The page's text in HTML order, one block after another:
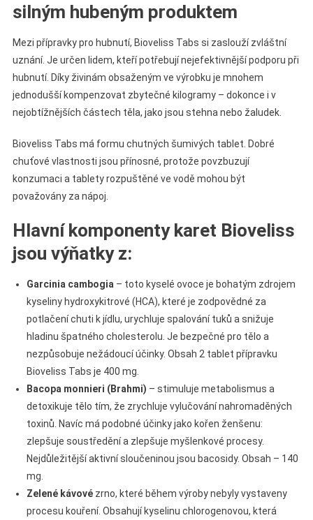
silným hubeným produktem
Mezi přípravky pro hubnutí, Bioveliss Tabs si zaslouží zvláštní
uznání. Je určen lidem, kteří potřebují nejefektivnější podporu při
hubnutí. Díky živinám obsaženým ve výrobku je mnohem
jednodušší kompenzovat zbytečné kilogramy – dokonce i v
nejobtížnějších částech těla, jako jsou stehna nebo žaludek.
Bioveliss Tabs má formu chutných šumivých tablet. Dobré
chuťové vlastnosti jsou přínosné, protože povzbuzují
konzumaci a tablety rozpuštěné ve vodě mohou být
považovány za nápoj.
Hlavní komponenty karet Bioveliss
jsou výňatky z:
Garcinia cambogia – toto kyselé ovoce je bohatým zdrojem
kyseliny hydroxykitrové (HCA), které je zodpovědné za
potlačení chuti k jídlu, urychluje spalování tuků a snižuje
hladinu špatného cholesterolu. Je bezpečné pro tělo a
nezpůsobuje nežádoucí účinky. Obsah 2 tablet přípravku
Bioveliss Tabs je 400 mg.
Bacopa monnieri (Brahmi) – stimuluje metabolismus a
detoxikuje tělo tím, že zrychluje vylučování nahromaděných
toxinů. Navíc má podobné účinky jako kořen ženšenu:
zlepšuje soustředění a zlepšuje myšlenkové procesy.
Nejdůležitější aktivní sloučeninou jsou bacosidy. Obsah – 140
mg.
Zelené kávovézrno, které během výroby nebyly vystaveny
procesu kouření. Obsahují kyselinu chlorogenovou, která